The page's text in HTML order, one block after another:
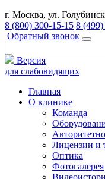
г. Москва, ул.
8 (800) 300-15-15 8
Обратный звонок
Версия
для слабовидящих
Главная
О клинике
Команда
Лицензии и
Оптика
Фотогалерея